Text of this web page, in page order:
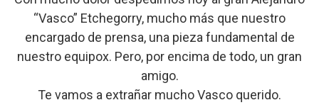
“Vasco” Etchegorry, mucho más que nuestro
encargado de prensa, una pieza fundamental de
nuestro equipox. Pero, por encima de todo, un gran
amigo.
Te vamos a extrañar mucho Vasco querido.